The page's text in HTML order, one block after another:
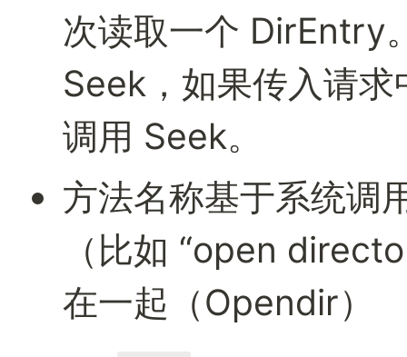
次读取一个 DirEntry
Seek，如果传入请
调用 Seek。
方法名称基于系统调
（比如 “open
在一起（Opendir）